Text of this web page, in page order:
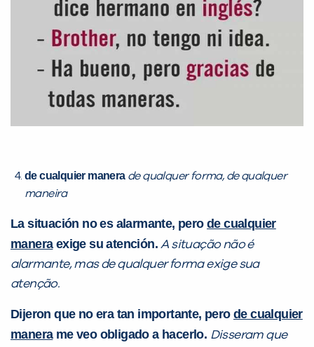
de cualquier manera de qualquer forma, de qualquer
maneira
La situación no es alarmante, pero de cualquier
maneraexige su atención. A situação não é
alarmante, mas de qualquer forma exige sua
atenção.
Dijeron que no era tan importante, pero de cualquier
manerame veo obligado a hacerlo. Disseram que